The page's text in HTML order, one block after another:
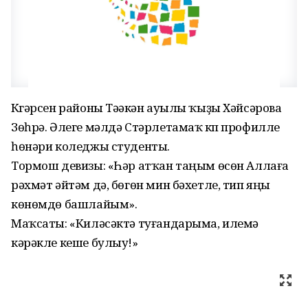
Күгәрсен районы Тәүәкән ауылы ҡыҙы Хәйсәрова
Зөһрә. Әлеге мәлдә Стәрлетамаҡ күп профилле
һөнәри коледжы студенты.
Тормош девизы: «Һәр атҡан таңым өсөн Аллаға
рәхмәт әйтәм дә, бөгөн мин бәхетле, тип яңы
көнөмдө башлайым».
Маҡсаты: «Киләсәктә туғандарыма, илемә
кәрәкле кеше булыу!»